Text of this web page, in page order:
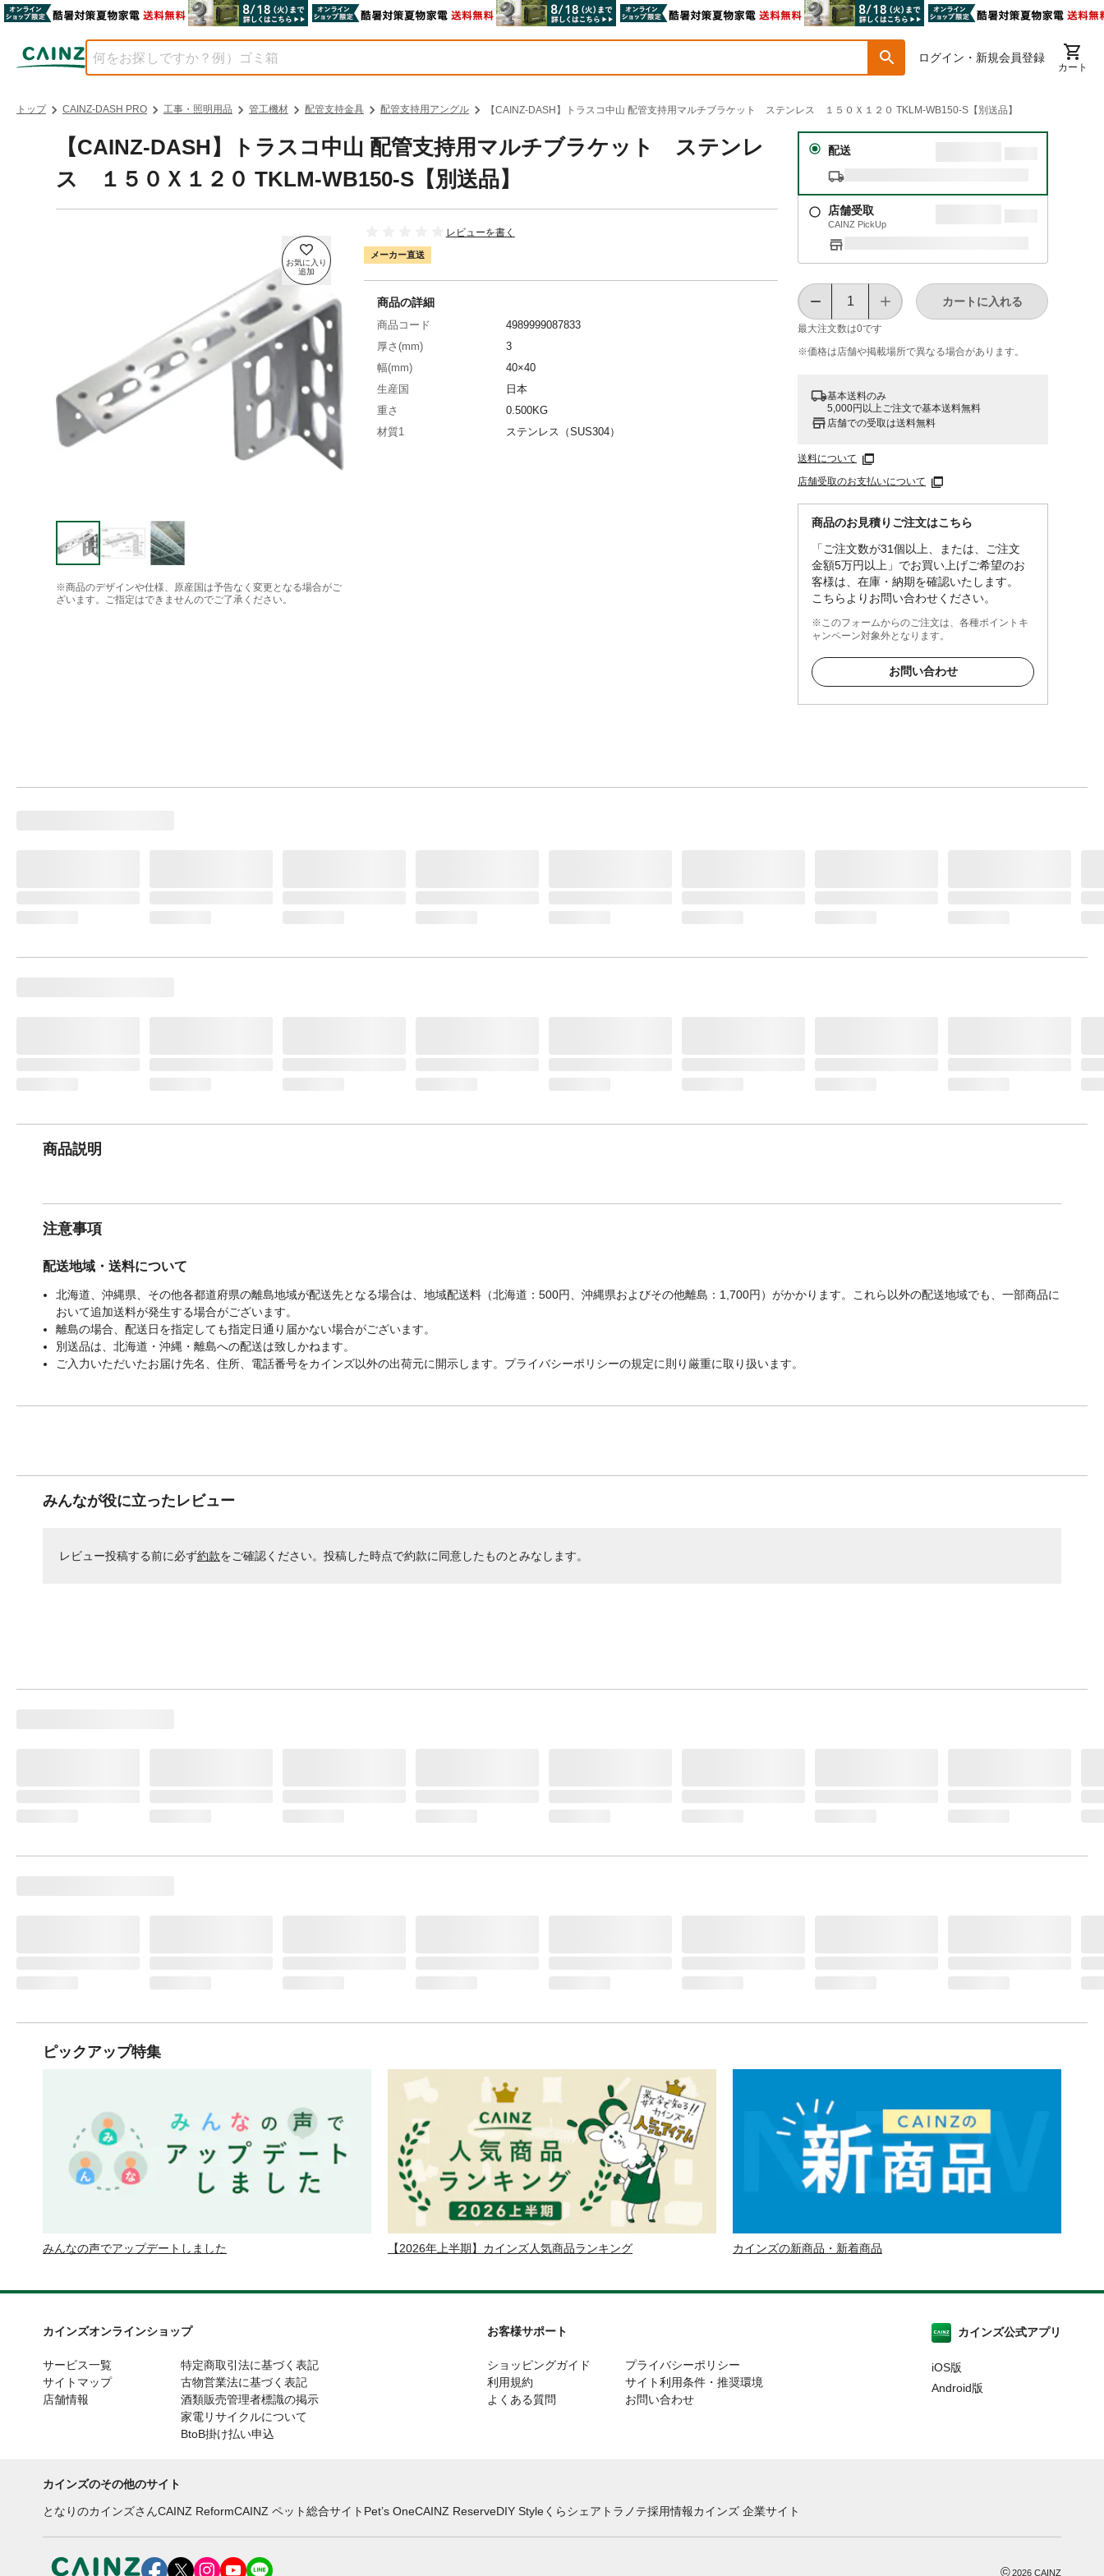
ログイン・新規会員登録
カート
トップ CAINZ-DASH PRO 工事・照明用品 管工機材 配管支持金具 配管支持用アングル 【CAINZ-DASH】トラスコ中山 配管支持用マルチブラケット ステンレス １５０Ｘ１２０ TKLM-WB150-S【別送品】
【CAINZ-DASH】トラスコ中山 配管支持用マルチブラケット ステンレ
ス １５０Ｘ１２０ TKLM-WB150-S【別送品】
※商品のデザインや仕様、原産国は予告なく変更となる場合がご
ざいます。ご指定はできませんのでご了承ください。
レビューを書く
メーカー直送
配送
店舗受取
CAINZ PickUp
最大注文数は0です
カートに入れる
※価格は​店舗や​掲載場所で​異なる​場合が​あります。
基本送料のみ
5,000円以上ご注文で基本送料無料
店舗での受取は送料無料
送料について
店舗受取のお支払いについて
商品のお見積りご注文はこちら
「ご注文数が31個以上、または、ご注文
金額5万円以上」でお買い上げご希望のお
客様は、在庫・納期を確認いたします。
こちらよりお問い合わせください。
※このフォームからのご注文は、各種ポイントキ
ャンペーン対象外となります。
お問い合わせ
商品の詳細
商品コード
4989999087833
厚さ(mm)
3
幅(mm)
40×40
生産国
日本
重さ
0.500KG
材質1
ステンレス（SUS304）
商品説明
注意事項
配送地域・送料について
北海道、沖縄県、その他各都道府県の離島地域が配送先となる場合は、地域配送料（北海道：500円、沖縄県およびその他離島：1,700円）がかかります。これら以外の配送地域でも、一部商品に
おいて追加送料が発生する場合がございます。
離島の場合、配送日を指定しても指定日通り届かない場合がございます。
別送品は、北海道・沖縄・離島への配送は致しかねます。
ご入力いただいたお届け先名、住所、電話番号をカインズ以外の出荷元に開示します。プライバシーポリシーの規定に則り厳重に取り扱います。
みんなが役に立ったレビュー
レビュー投稿する前に必ず約款をご確認ください。投稿した時点で約款に同意したものとみなします。
ピックアップ特集
みんなの声でアップデートしました 【2026年上半期】カインズ人気商品ランキング カインズの新商品・新着商品
カインズオンラインショップ
サービス一覧
サイトマップ
店舗情報
特定商取引法に基づく表記
古物営業法に基づく表記
酒類販売管理者標識の掲示
家電リサイクルについて
BtoB掛け払い申込
お客様サポート
ショッピングガイド
利用規約
よくある質問
プライバシーポリシー
サイト利用条件・推奨環境
お問い合わせ
カインズ公式アプリ
iOS版
Android版
カインズのその他のサイト
となりのカインズさんCAINZ ReformCAINZ ペット総合サイト Pet’s OneCAINZ ReserveDIY Styleくらシェア トラノテ採用情報カインズ 企業サイト
©2026 CAINZ